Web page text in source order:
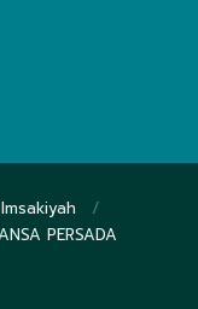
PERSADA